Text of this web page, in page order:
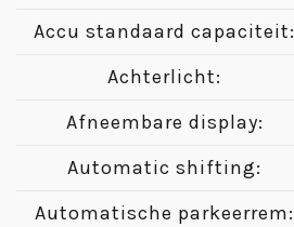
Accu standaard capaciteit:
Achterlicht:
Afneembare display:
Automatic shifting:
Automatische parkeerrem: